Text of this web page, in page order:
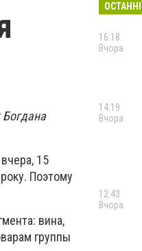
Богдана
15
Поэтому
вина,
группы
16:18
Вчора
14:19
Вчора
12:43
Вчора